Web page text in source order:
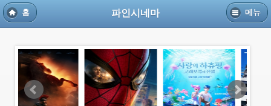
파인시네마
홈 메뉴